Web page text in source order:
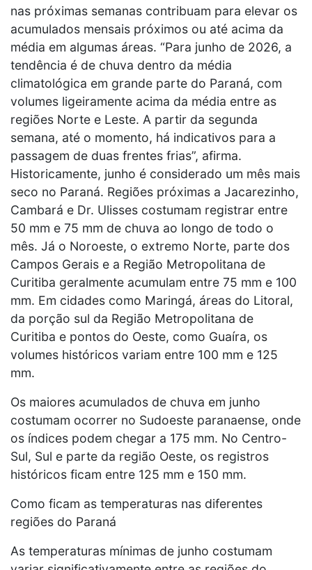
nas próximas semanas contribuam para elevar os
acumulados mensais próximos ou até acima da
média em algumas áreas. “Para junho de 2026, a
tendência é de chuva dentro da média
climatológica em grande parte do Paraná, com
volumes ligeiramente acima da média entre as
regiões Norte e Leste. A partir da segunda
semana, até o momento, há indicativos para a
passagem de duas frentes frias”, afirma.
Historicamente, junho é considerado um mês mais
seco no Paraná. Regiões próximas a Jacarezinho,
Cambará e Dr. Ulisses costumam registrar entre
50 mm e 75 mm de chuva ao longo de todo o
mês. Já o Noroeste, o extremo Norte, parte dos
Campos Gerais e a Região Metropolitana de
Curitiba geralmente acumulam entre 75 mm e 100
mm. Em cidades como Maringá, áreas do Litoral,
da porção sul da Região Metropolitana de
Curitiba e pontos do Oeste, como Guaíra, os
volumes históricos variam entre 100 mm e 125
mm.
Os maiores acumulados de chuva em junho
costumam ocorrer no Sudoeste paranaense, onde
os índices podem chegar a 175 mm. No Centro-
Sul, Sul e parte da região Oeste, os registros
históricos ficam entre 125 mm e 150 mm.
Como ficam as temperaturas nas diferentes
regiões do Paraná
As temperaturas mínimas de junho costumam